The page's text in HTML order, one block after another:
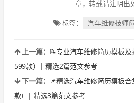
章，转载请注明出
标签： 汽车维修技师
上一篇： 📝专业汽车维修简历模板
599款）| 精选2篇范文参考
下一篇：
📌精选汽车维修简历模板
款）| 精选3篇范文参考